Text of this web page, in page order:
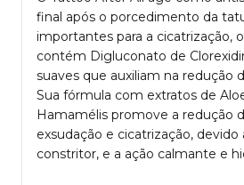
final após o porcedimento da
importantes para a cicatrização,
contém Digluconato de
suaves que auxiliam na redução
Sua fórmula com extratos de
Hamamélis promove a redução
exsudação e cicatrização, devido
constritor, e a ação calmante e